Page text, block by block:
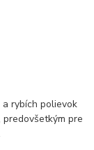
rybích polievok
pre